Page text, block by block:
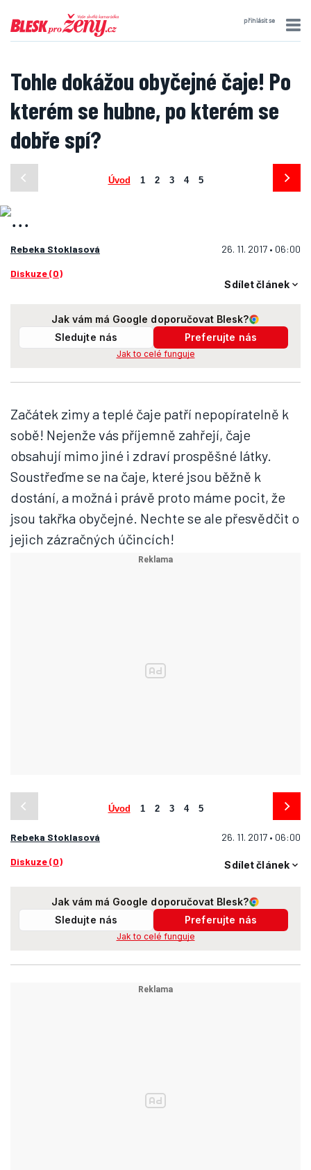
přihlásit se
Tohle dokážou obyčejné čaje! Po
kterém se hubne, po kterém se
dobře spí?
Úvod 1 2 3 4 5
Rebeka Stoklasová 26. 11. 2017 • 06:00
Diskuze (0)
Sdílet článek
Jak vám má Google doporučovat Blesk?
Sledujte nás
Preferujte nás
Jak to celé funguje
Začátek zimy a teplé čaje patří nepopíratelně k
sobě! Nejenže vás příjemně zahřejí, čaje
obsahují mimo jiné i zdraví prospěšné látky.
Soustřeďme se na čaje, které jsou běžně k
dostání, a možná i právě proto máme pocit, že
jsou takřka obyčejné. Nechte se ale přesvědčit o
jejich zázračných účincích!
Úvod 1 2 3 4 5
Rebeka Stoklasová 26. 11. 2017 • 06:00
Diskuze (0) Sdílet článek
Jak vám má Google doporučovat Blesk?
Sledujte nás
Preferujte nás
Jak to celé funguje